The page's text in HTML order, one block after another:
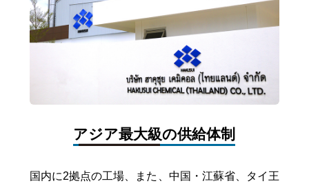
アジア最大級の供給体制
国内に2拠点の工場、また、中国・江蘇省、タイ王